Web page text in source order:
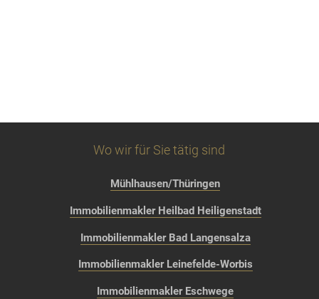
Wo wir für Sie tätig sind
Mühlhausen/Thüringen
Immobilienmakler Heilbad Heiligenstadt
Immobilienmakler Bad Langensalza
Immobilienmakler Leinefelde-Worbis
Immobilienmakler Eschwege